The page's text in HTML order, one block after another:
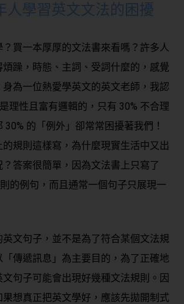
人學習英文文法的困擾
買一本厚厚的文法書來看嗎？許多人
躁，時態、主詞、受詞什麼的，感覺
為一位熱愛學英文的英文老師，我認
理性且富有邏輯的，只有 30% 不合理
30% 的「例外」卻常常困擾著我們！
規則這樣寫，為什麼現實生活中又出
答案很簡單，因為文法書上只寫了
的例句，而且通常一個句子只展現一
文句子，並不是為了符合某個文法規
傳遞訊息」為主要目的，為了正確地
句子可能會出現好幾種文法規則。因
果想真正把英文學好，應該先拋開制式